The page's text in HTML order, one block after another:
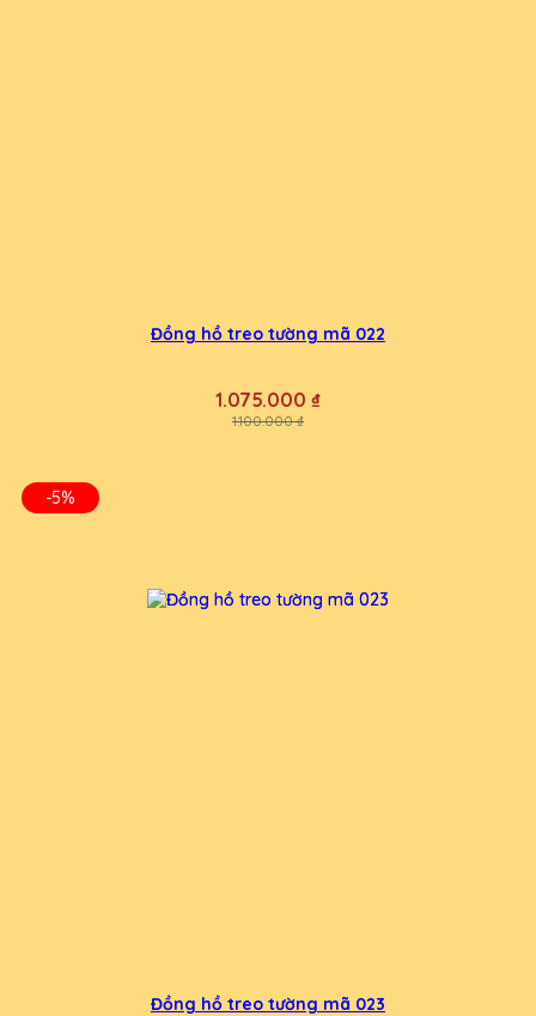
Đồng hồ treo tường mã 022
1.075.000 ₫
1.100.000 ₫
-5%
Đồng hồ treo tường mã 023